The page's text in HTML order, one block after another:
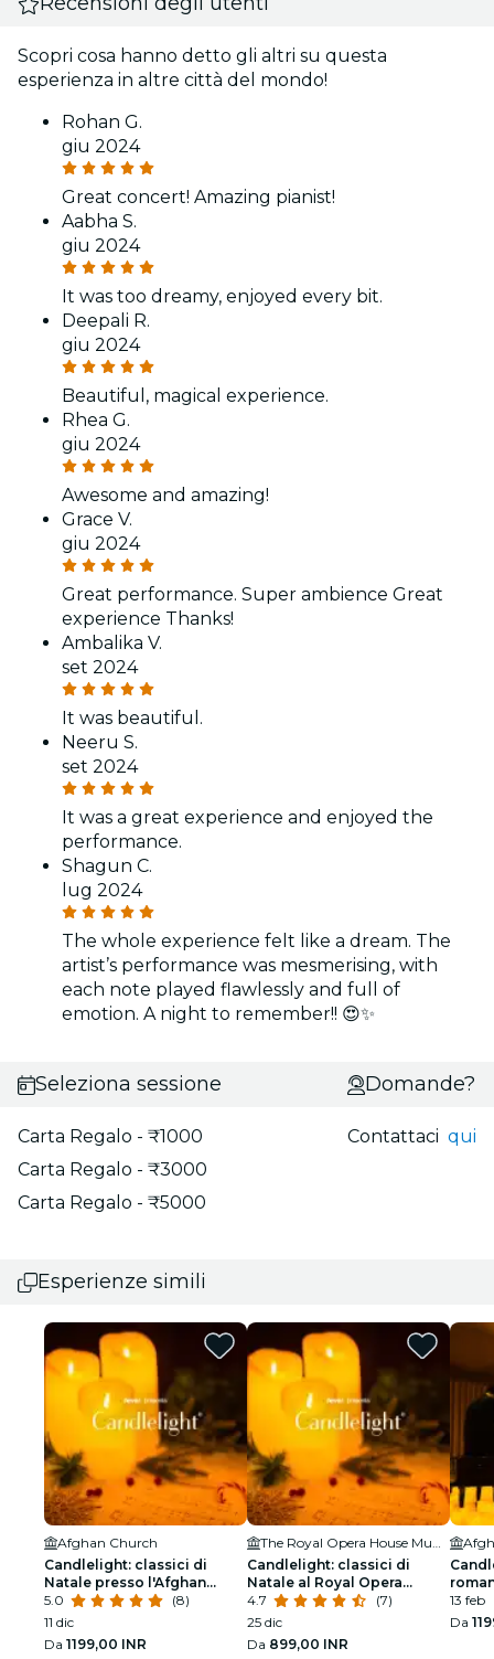
Scopri cosa hanno detto gli altri su questa
esperienza in altre città del mondo!
Rohan G.
giu 2024
Great concert! Amazing pianist!
Aabha S.
giu 2024
It was too dreamy, enjoyed every bit.
Deepali R.
giu 2024
Beautiful, magical experience.
Rhea G.
giu 2024
Awesome and amazing!
Grace V.
giu 2024
Great performance. Super ambience Great
experience Thanks!
Ambalika V.
set 2024
It was beautiful.
Neeru S.
set 2024
It was a great experience and enjoyed the
performance.
Shagun C.
lug 2024
The whole experience felt like a dream. The
artist’s performance was mesmerising, with
each note played flawlessly and full of
emotion. A night to remember!! 😍✨
Seleziona sessione
Carta Regalo - ₹1000
Carta Regalo - ₹3000
Carta Regalo - ₹5000
Domande?
Contattaci qui
Esperienze simili
Afghan Church
Candlelight: classici di
Natale presso l'Afghan
Church
5.0
(8)
11 dic
Da 1199,00 INR
The Royal Opera House Mumbai
Candlelight: classici di
Natale al Royal Opera
House
4.7
(7)
25 dic
Da 899,00 INR
13 feb
Da